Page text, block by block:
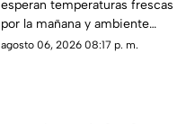
viernes 7 de agosto
esperan temperaturas frescas
por la mañana y ambiente
templado a cálido por la tarde;
agosto 06, 2026 08:17 p. m.